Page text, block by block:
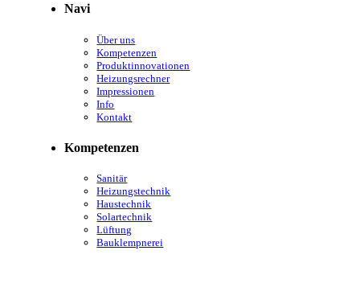
Navi
Über uns
Kompetenzen
Produktinnovationen
Heizungsrechner
Impressionen
Info
Kontakt
Kompetenzen
Sanitär
Heizungstechnik
Haustechnik
Solartechnik
Lüftung
Bauklempnerei